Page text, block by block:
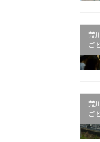
荒
ごと
荒
ごと